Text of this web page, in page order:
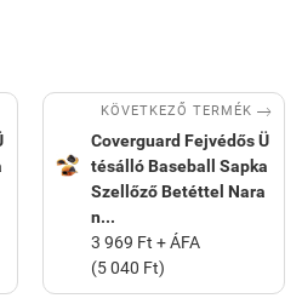
KÖVETKEZŐ TERMÉK 
Coverguard Fejvédős Ü
tésálló Baseball Sapka
Szellőző Betéttel Nara
n...
3 969 Ft + ÁFA
(5 040 Ft)